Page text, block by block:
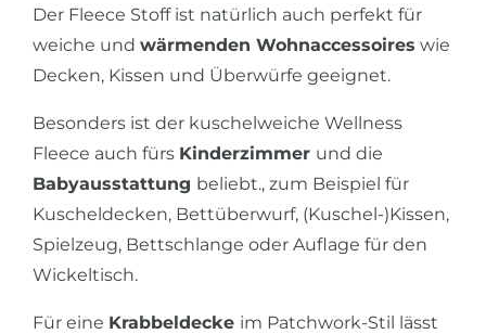
Der Fleece Stoff ist natürlich auch perfekt für
weiche und wärmenden Wohnaccessoires wie
Decken, Kissen und Überwürfe geeignet.
Besonders ist der kuschelweiche Wellness
Fleece auch fürs Kinderzimmer und die
Babyausstattung beliebt., zum Beispiel für
Kuscheldecken, Bettüberwurf, (Kuschel-)Kissen,
Spielzeug, Bettschlange oder Auflage für den
Wickeltisch.
Für eine Krabbeldecke im Patchwork-Stil lässt